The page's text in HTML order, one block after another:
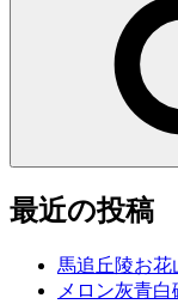
最近の投稿
馬追丘陵お花
メロン灰青白